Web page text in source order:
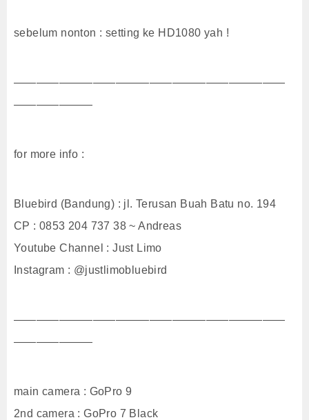
sebelum nonton : setting ke HD1080 yah !
————————————————————————
———————
for more info :
Bluebird (Bandung) : jl. Terusan Buah Batu no. 194
CP : 0853 204 737 38 ~ Andreas
Youtube Channel : Just Limo
Instagram : @justlimobluebird
————————————————————————
———————
main camera : GoPro 9
2nd camera : GoPro 7 Black